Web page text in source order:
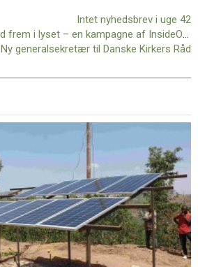
Intet nyhedsbrev i uge 42
Træd frem i lyset – en kampagne af InsideOut
Ny generalsekretær til Danske Kirkers Råd